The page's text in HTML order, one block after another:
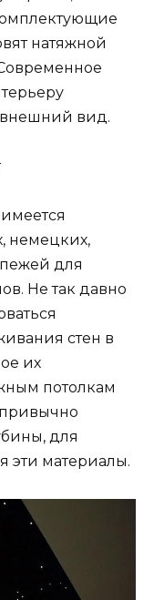
натяжной
вид.
немецких,
для
Не так давно
стен в
их
потолкам
для
эти материалы.